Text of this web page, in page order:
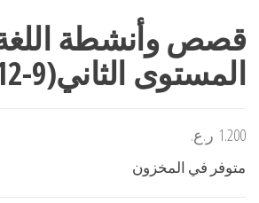
قصص وأنشطة اللغة
المستوى الثاني(9-12)سنوات
1.200 ر.ع.
متوفر في المخزون